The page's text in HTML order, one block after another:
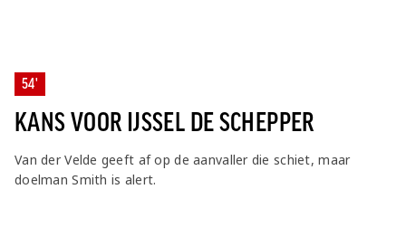
54'
KANS VOOR IJSSEL DE SCHEPPER
Van der Velde geeft af op de aanvaller die schiet, maar
doelman Smith is alert.